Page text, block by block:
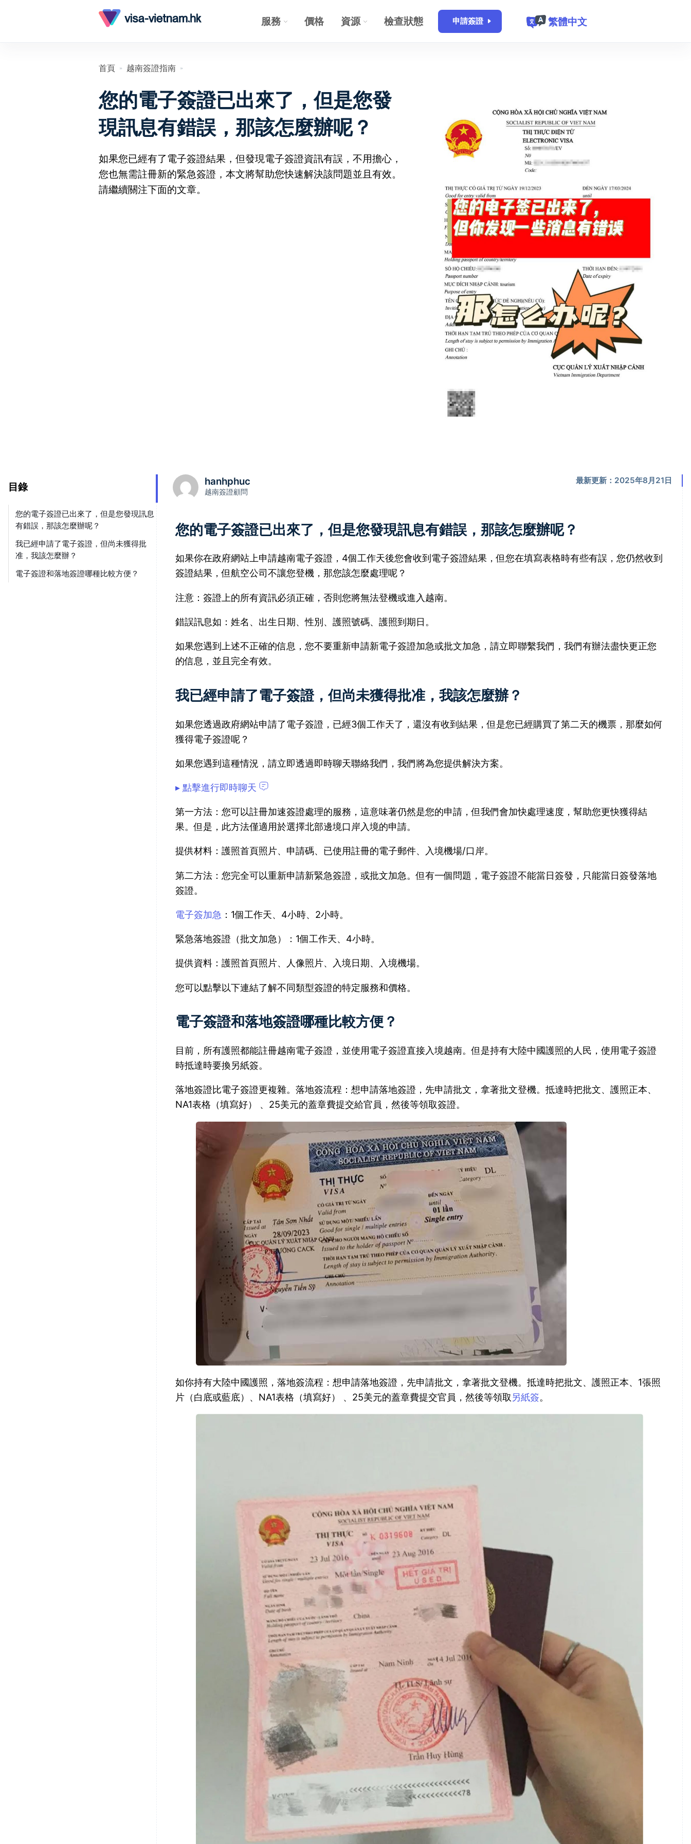
服務 價格 資源 檢查狀態 申請簽證 繁體中文
首頁 » 越南簽證指南 »
您的電子簽證已出來了，但是您發
現訊息有錯誤，那該怎麼辦呢？
如果您已經有了電子簽證結果，但發現電子簽證資訊有誤，不用擔心，
您也無需註冊新的緊急簽證，本文將幫助您快速解決該問題並且有效。
請繼續關注下面的文章。
目錄
您的電子簽證已出來了，但是您發現訊息
有錯誤，那該怎麼辦呢？
我已經申請了電子簽證，但尚未獲得批
准，我該怎麼辦？
電子簽證和落地簽證哪種比較方便？
hanhphuc
越南簽證顧問
最新更新：2025年8月21日
您的電子簽證已出來了，但是您發現訊息有錯誤，那該怎麼辦呢？
如果你在政府網站上申請越南電子簽證，4個工作天後您會收到電子簽證結果，但您在填寫表格時有些有誤，您仍然收到
簽證結果，但航空公司不讓您登機，那您該怎麼處理呢？
注意：簽證上的所有資訊必須正確，否則您將無法登機或進入越南。
錯誤訊息如：姓名、出生日期、性別、護照號碼、護照到期日。
如果您遇到上述不正確的信息，您不要重新申請新電子簽證加急或批文加急，請立即聯繫我們，我們有辦法盡快更正您
的信息，並且完全有效。
我已經申請了電子簽證，但尚未獲得批准，我該怎麼辦？
如果您透過政府網站申請了電子簽證，已經3個工作天了，還沒有收到結果，但是您已經購買了第二天的機票，那麼如何
獲得電子簽證呢？
如果您遇到這種情況，請立即透過即時聊天聯絡我們，我們將為您提供解決方案。
▸ 點擊進行即時聊天
第一方法：您可以註冊加速簽證處理的服務，這意味著仍然是您的申請，但我們會加快處理速度，幫助您更快獲得結
果。但是，此方法僅適用於選擇北部邊境口岸入境的申請。
提供材料：護照首頁照片、申請碼、已使用註冊的電子郵件、入境機場/口岸。
第二方法：您完全可以重新申請新緊急簽證，或批文加急。但有一個問題，電子簽證不能當日簽發，只能當日簽發落地
簽證。
電子簽加急 ：1個工作天、4小時、2小時。
緊急落地簽證（批文加急）：1個工作天、4小時。
提供資料：護照首頁照片、人像照片、入境日期、入境機場。
您可以點擊以下連結了解不同類型簽證的特定服務和價格。
電子簽證和落地簽證哪種比較方便？
目前，所有護照都能註冊越南電子簽證，並使用電子簽證直接入境越南。但是持有大陸中國護照的人民，使用電子簽證
時抵達時要換另紙簽。
落地簽證比電子簽證更複雜。落地簽流程：想申請落地簽證，先申請批文，拿著批文登機。抵達時把批文、護照正本、
NA1表格（填寫好） 、25美元的蓋章費提交給官員，然後等領取簽證。
如你持有大陸中國護照，落地簽流程：想申請落地簽證，先申請批文，拿著批文登機。抵達時把批文、護照正本、1張照
片（白底或藍底）、NA1表格（填寫好） 、25美元的蓋章費提交官員，然後等領取另紙簽。